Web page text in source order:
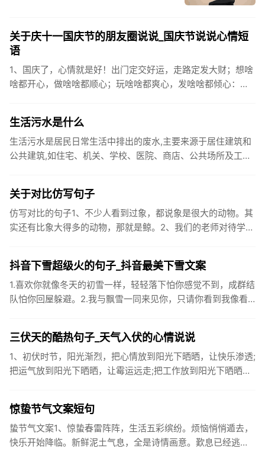
关于庆十一国庆节的朋友圈说说_国庆节说说心情短
语
1、国庆了，心情就是好！出门定交好运，走路定发大财；想啥
啥都开心，做啥啥都顺心；玩啥啥都爽心，发啥啥都倾心：祝
生活污水是什么
生活污水是居民日常生活中排出的废水,主要来源于居住建筑和
公共建筑,如住宅、机关、学校、医院、商店、公共场所及工业
关于对比仿写句子
仿写对比的句子1、不少人看到过象，都说象是很大的动物。其
实还有比象大得多的动物，那就是鲸。2、我们的老师对待学生
抖音下雪超级火的句子_抖音最美下雪文案
1.喜欢你就像冬天的初雪一样，轻轻落下怕你感觉不到，成群结
队怕你回屋躲避。2.我与飘雪一同来见你，只请你看到我像看
三伏天的酷热句子_天气入伏的心情说说
1、初伏时节，阳光渐烈，把心情放到阳光下晒晒，让快乐渗透;
把运气放到阳光下晒晒，让霉运远走;把工作放到阳光下晒晒，
惊蛰节气文案短句
蛰节气文案1、惊蛰春雷阵阵，生活五彩缤纷。烦恼悄悄遁去，
快乐开始降临。新鲜泥土气息，全是诗情画意。歎息已经逃